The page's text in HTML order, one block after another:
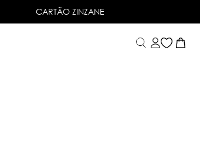
TROCA FÁCIL
CARTÃO ZINZANE